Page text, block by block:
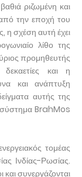
ριζωμένη και
την εποχή του
η σχέση αυτή έχει
λίθο της
προμηθευτής
δεκαετίες και η
και ανάπτυξη
αυτής της
σύστημα BrahMos
τομέας
Ινδίας-Ρωσίας.
και συνεργάζονται